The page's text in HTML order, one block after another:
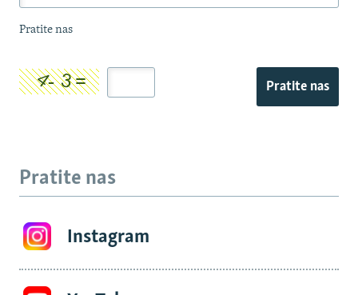
Pratite nas
Pratite nas
Pratite nas
Instagram